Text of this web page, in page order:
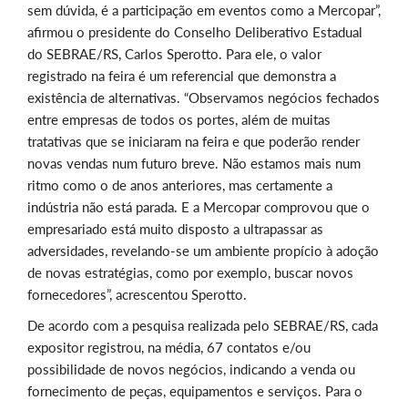
sem dúvida, é a participação em eventos como a Mercopar”,
afirmou o presidente do Conselho Deliberativo Estadual
do SEBRAE/RS, Carlos Sperotto. Para ele, o valor
registrado na feira é um referencial que demonstra a
existência de alternativas. “Observamos negócios fechados
entre empresas de todos os portes, além de muitas
tratativas que se iniciaram na feira e que poderão render
novas vendas num futuro breve. Não estamos mais num
ritmo como o de anos anteriores, mas certamente a
indústria não está parada. E a Mercopar comprovou que o
empresariado está muito disposto a ultrapassar as
adversidades, revelando-se um ambiente propício à adoção
de novas estratégias, como por exemplo, buscar novos
fornecedores”, acrescentou Sperotto.
De acordo com a pesquisa realizada pelo SEBRAE/RS, cada
expositor registrou, na média, 67 contatos e/ou
possibilidade de novos negócios, indicando a venda ou
fornecimento de peças, equipamentos e serviços. Para o